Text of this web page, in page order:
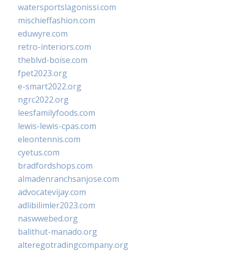
watersportslagonissi.com
mischieffashion.com
eduwyre.com
retro-interiors.com
theblvd-boise.com
fpet2023.org
e-smart2022.org
ngrc2022.org
leesfamilyfoods.com
lewis-lewis-cpas.com
eleontennis.com
cyetus.com
bradfordshops.com
almadenranchsanjose.com
advocatevijay.com
adlibilimler2023.com
naswwebed.org
balithut-manado.org
alteregotradingcompany.org